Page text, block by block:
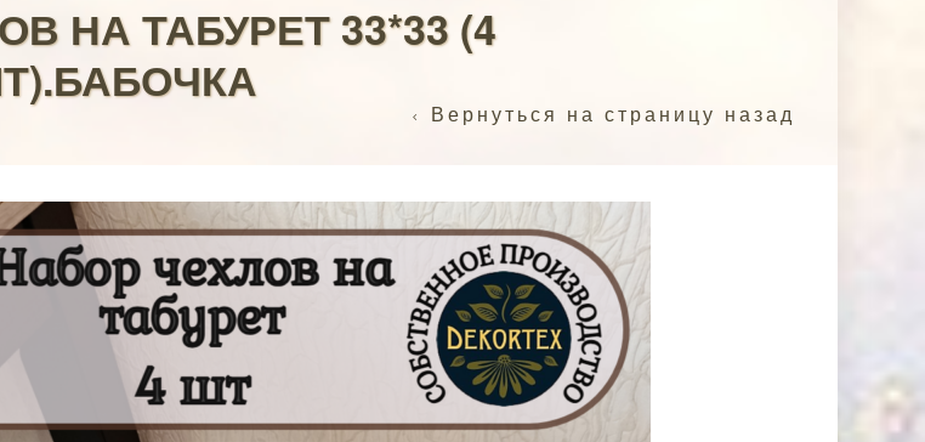
НА ТАБУРЕТ 33*33 (4
Вернуться на страницу назад